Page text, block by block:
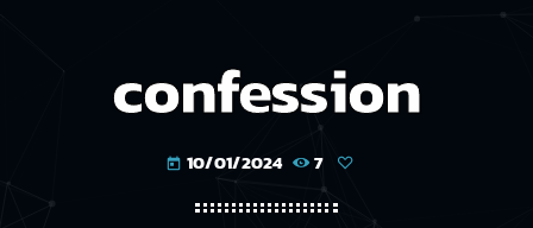
confession
today 10/01/2024 7